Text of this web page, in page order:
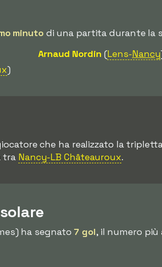
minutodi una partita durante la
)
Arnaud Nordin (Lens-Nancy
che ha realizzato la
tra Nancy-LB Châteauroux.
ha segnato 7 gol, il numero